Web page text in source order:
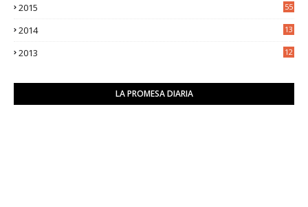
2015 55
2014
13
2013
12
LA PROMESA DIARIA